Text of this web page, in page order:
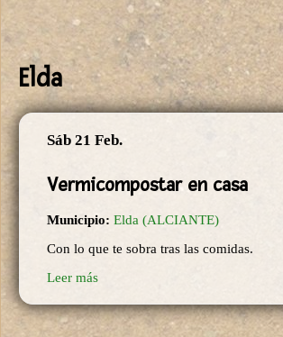
Elda
Sáb 21 Feb.
Vermicompostar en casa
Municipio: Elda (ALCIANTE)
Con lo que te sobra tras las comidas.
Leer más